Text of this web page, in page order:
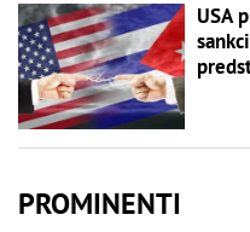
USA
PROMINENTI